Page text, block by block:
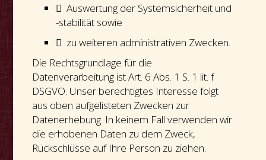
 Auswertung der Systemsicherheit und
-stabilität sowie
 zu weiteren administrativen Zwecken.
Die Rechtsgrundlage für die
Datenverarbeitung ist Art. 6 Abs. 1 S. 1 lit. f
DSGVO. Unser berechtigtes Interesse folgt
aus oben aufgelisteten Zwecken zur
Datenerhebung. In keinem Fall verwenden wir
die erhobenen Daten zu dem Zweck,
Rückschlüsse auf Ihre Person zu ziehen.